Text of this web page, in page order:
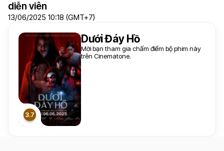
diễn viên
13/06/2025 10:18 (GMT+7)
Dưới Đáy Hồ
Mời bạn tham gia chấm điểm bộ phim này
trên Cinematone.